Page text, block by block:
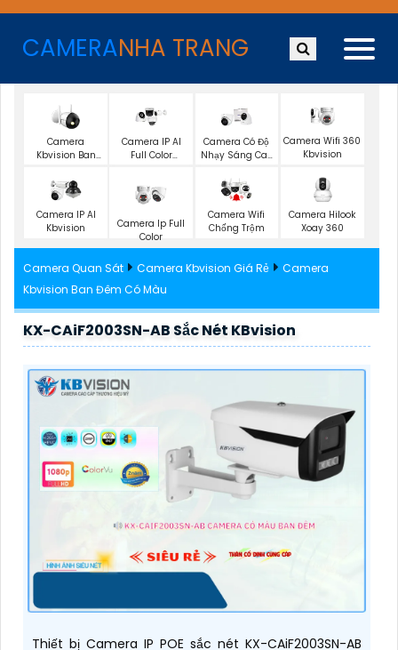
CAMERANHA TRANG
Camera
Kbvision Ban
Camera IP AI
Full Color
Camera Có Độ
Nhạy Sáng Cao
Camera Wifi 360
Kbvision
Camera IP AI
Kbvision
Camera Ip Full
Color
Camera Wifi
Chống Trộm
Camera Hilook
Xoay 360
Camera Quan Sát Camera Kbvision Giá Rẻ
Camera
Kbvision Ban Đêm Có Màu
KX-CAiF2003SN-AB Sắc Nét KBvision
Thiết bị Camera IP POE sắc nét KX-CAiF2003SN-AB